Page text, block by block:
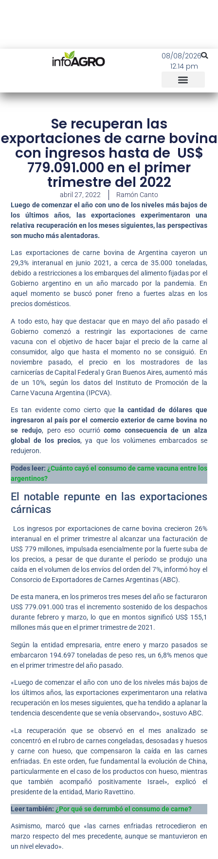
08/08/2026
12:14 pm
Se recuperan las
exportaciones de carne bovina
con ingresos hasta de US$
779.091.000 en el primer
trimestre del 2022
abril 27, 2022
Ramón Canto
Luego de comenzar el año con uno de los niveles más bajos de
los últimos años, las exportaciones experimentaron una
relativa recuperación en los meses siguientes, las perspectivas
son mucho más alentadoras.
Las exportaciones de carne bovina de Argentina cayeron un
29,3% interanual en junio 2021, a cerca de 35.000 toneladas,
debido a restricciones a los embarques del alimento fijadas por el
Gobierno argentino en un año marcado por la pandemia. En
aquel momento se buscó poner freno a fuertes alzas en los
precios domésticos.
A todo esto, hay que destacar que en mayo del año pasado el
Gobierno comenzó a restringir las exportaciones de carne
vacuna con el objetivo de hacer bajar el precio de la carne al
consumidor, algo que hasta el momento no se consiguió. En
noviembre pasado, el precio en los mostradores de las
carnicerías de Capital Federal y Gran Buenos Aires, aumentó más
de un 10%, según los datos del Instituto de Promoción de la
Carne Vacuna Argentina (IPCVA).
Es tan evidente como cierto que
la cantidad de dólares que
ingresaron al país por el comercio exterior de carne bovina no
se redujo, pero eso ocurriócomo consecuencia de un alza
global de los precios, ya que los volúmenes embarcados se
redujeron.
Podes leer: ¿Cuánto cayó el consumo de carne vacuna entre los
argentinos?
El notable repunte en las exportaciones
cárnicas
Los ingresos por exportaciones de carne bovina crecieron 26%
interanual en el primer trimestre al alcanzar una facturación de
US$ 779 millones, impulsada esencialmente por la fuerte suba de
los precios, a pesar de que durante el período se produjo una
caída en el volumen de los envíos del orden del 7%, informó hoy el
Consorcio de Exportadores de Carnes Argentinas (ABC).
De esta manera, en los primeros tres meses del año se facturaron
US$ 779.091.000 tras el incremento sostenido de los despachos
durante febrero y marzo, lo que en montos significó US$ 155,1
millones más que en el primer trimestre de 2021.
Según la entidad empresaria, entre enero y marzo pasados se
embarcaron 194.697 toneladas de peso res, un 6,8% menos que
en el primer trimestre del año pasado.
«Luego de comenzar el año con uno de los niveles más bajos de
los últimos años, las exportaciones experimentaron una relativa
recuperación en los meses siguientes, que ha tendido a aplanar la
tendencia descendente que se venía observando», sostuvo ABC.
«La recuperación que se observó en el mes analizado se
concentró en el rubro de carnes congeladas, desosadas y huesos
y carne con hueso, que compensaron la caída en las carnes
enfriadas. En este orden, fue fundamental la evolución de China,
particularmente en el caso de los productos con hueso, mientras
que también acompañó positivamente Israel», explicó el
presidente de la entidad, Mario Ravettino.
Leer también: ¿Por qué se derrumbó el consumo de carne?
Asimismo, marcó que «las carnes enfriadas retrocedieron en
marzo respecto del mes precedente, aunque se mantuvieron en
un nivel elevado».